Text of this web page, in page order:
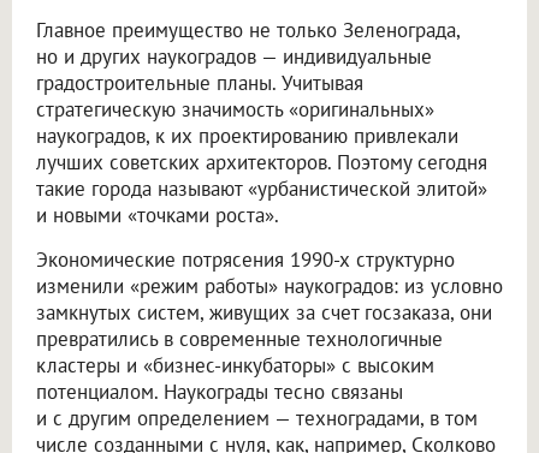
Главное преимущество не только Зеленограда,
но и других наукоградов — индивидуальные
градостроительные планы. Учитывая
стратегическую значимость «оригинальных»
наукоградов, к их проектированию привлекали
лучших советских архитекторов. Поэтому сегодня
такие города называют «урбанистической элитой»
и новыми «точками роста».
Экономические потрясения 1990-х структурно
изменили «режим работы» наукоградов: из условно
замкнутых систем, живущих за счет госзаказа, они
превратились в современные технологичные
кластеры и «бизнес-инкубаторы» с высоким
потенциалом. Наукограды тесно связаны
и с другим определением — техноградами, в том
числе созданными с нуля, как, например, Сколково